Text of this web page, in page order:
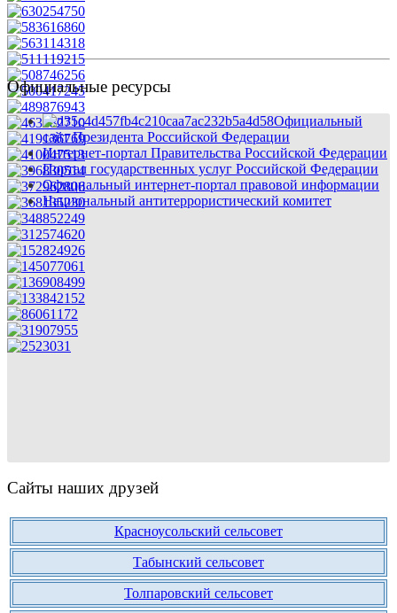
Официальные ресурсы
Официальный
сайт Президента Российской Федерации
Интернет-портал Правительства Российской Федерации
Портал государственных услуг Российской Федерации
Официальный интернет-портал правовой информации
Национальный антитеррористический комитет
Сайты наших друзей
Красноусольский сельсовет
Табынский сельсовет
Толпаровский сельсовет